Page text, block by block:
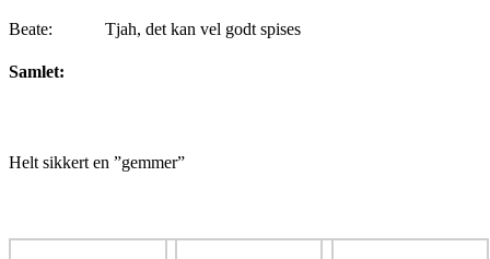
Beate: Tjah, det kan vel godt spises
Samlet:
Helt sikkert en ”gemmer”